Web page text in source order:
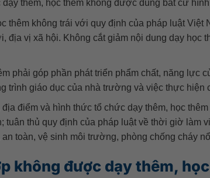
thêm, học thêm không được dùng bất cứ
thêm không trái với quy định của pháp luật Việt
địa vị xã hội. Không cắt giảm nội dung dạy học
phải góp phần phát triển phẩm chất, năng lực
trình giáo dục của nhà trường và việc thực hiện
điểm và hình thức tổ chức dạy thêm, học
tuân thủ quy định của pháp luật về thời giờ làm
an toàn, vệ sinh môi trường, phòng chống cháy
không được dạy thêm,